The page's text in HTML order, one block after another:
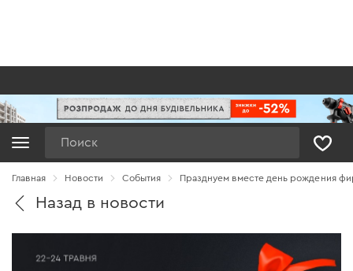
Главная Новости Cобытия Празднуем вместе день рождения
Назад в новости